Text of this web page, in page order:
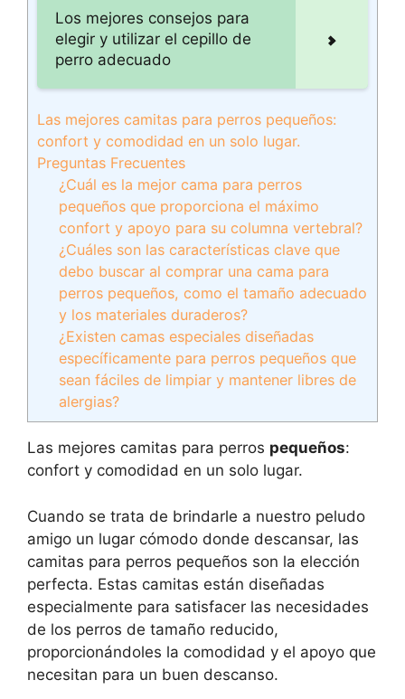
Los mejores consejos para
elegir y utilizar el cepillo de
perro adecuado
Las mejores camitas para perros pequeños:
confort y comodidad en un solo lugar.
Preguntas Frecuentes
¿Cuál es la mejor cama para perros
pequeños que proporciona el máximo
confort y apoyo para su columna vertebral?
¿Cuáles son las características clave que
debo buscar al comprar una cama para
perros pequeños, como el tamaño adecuado
y los materiales duraderos?
¿Existen camas especiales diseñadas
específicamente para perros pequeños que
sean fáciles de limpiar y mantener libres de
alergias?
Las mejores camitas para perros pequeños:
confort y comodidad en un solo lugar.
Cuando se trata de brindarle a nuestro peludo
amigo un lugar cómodo donde descansar, las
camitas para perros pequeños son la elección
perfecta. Estas camitas están diseñadas
especialmente para satisfacer las necesidades
de los perros de tamaño reducido,
proporcionándoles la comodidad y el apoyo que
necesitan para un buen descanso.